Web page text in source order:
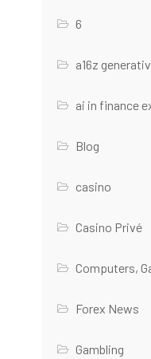
6
a16z
ai in finance
Blog
casino
Casino Privé
Computers,
Forex News
Gambling